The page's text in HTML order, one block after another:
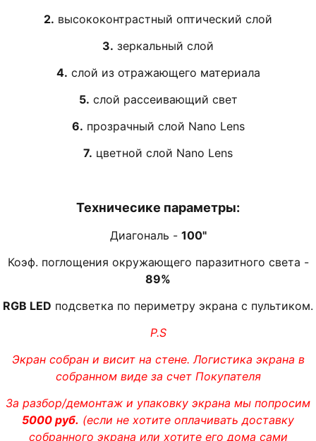
2. высококонтрастный оптический слой
3. зеркальный слой
4. слой из отражающего материала
5. слой рассеивающий свет
6. прозрачный слой Nano Lens
7. цветной слой Nano Lens
Техничесике параметры:
Диагональ - 100"
Коэф. поглощения окружающего паразитного света -
89%
RGB LED подсветка по периметру экрана с пультиком.
P.S
Экран собран и висит на стене. Логистика экрана в
собранном виде за счет Покупателя
За разбор/демонтаж и упаковку экрана мы попросим
5000 руб. (если не хотите оплачивать доставку
собранного экрана или хотите его дома сами